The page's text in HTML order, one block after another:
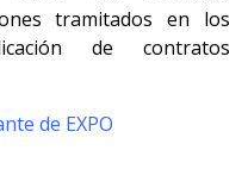
tramitados en los
de contratos
de EXPO